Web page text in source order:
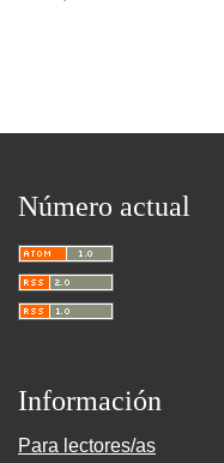
Número actual
Información
Para lectores/as